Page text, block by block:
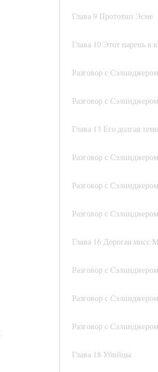
Глава 9 Прототип Эсме
Глава 10 Этот парень в
Разговор с
Разговор с
Глава 13 Его долгая
Разговор с
Разговор с
Разговор с
Глава 16 Дорогая мисс
Разговор с
Разговор с
Разговор с
Глава 18 Убийцы